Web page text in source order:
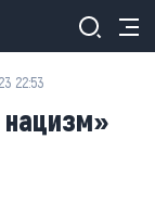
22:53